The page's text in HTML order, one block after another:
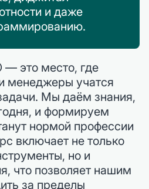
и даже
это место, где
менеджеры учатся
Мы даём знания,
и формируем
нормой профессии
включает не только
но и
что позволяет нашим
за пределы